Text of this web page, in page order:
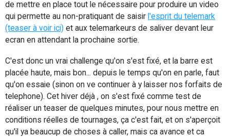
de mettre en place tout le nécessaire pour produire un video
qui permette au non-pratiquant de saisir l'esprit du telemark
(teaser à voir ici) et aux telemarkeurs de saliver devant leur
ecran en attendant la prochaine sortie.
C'est donc un vrai challenge qu'on s'est fixé, et la barre est
placée haute, mais bon... depuis le temps qu'on en parle, faut
qu'on essaie (sinon on ve continuer à y laisser nos forfaits de
telephone). Cet hiver déjà , on s'est fixé comme test de
réaliser un teaser de quelques minutes, pour nous mettre en
conditions réelles de tournages, ça c'est fait, et on s'aperçoit
qu'il ya beaucup de choses à caller, mais ca avance et ca